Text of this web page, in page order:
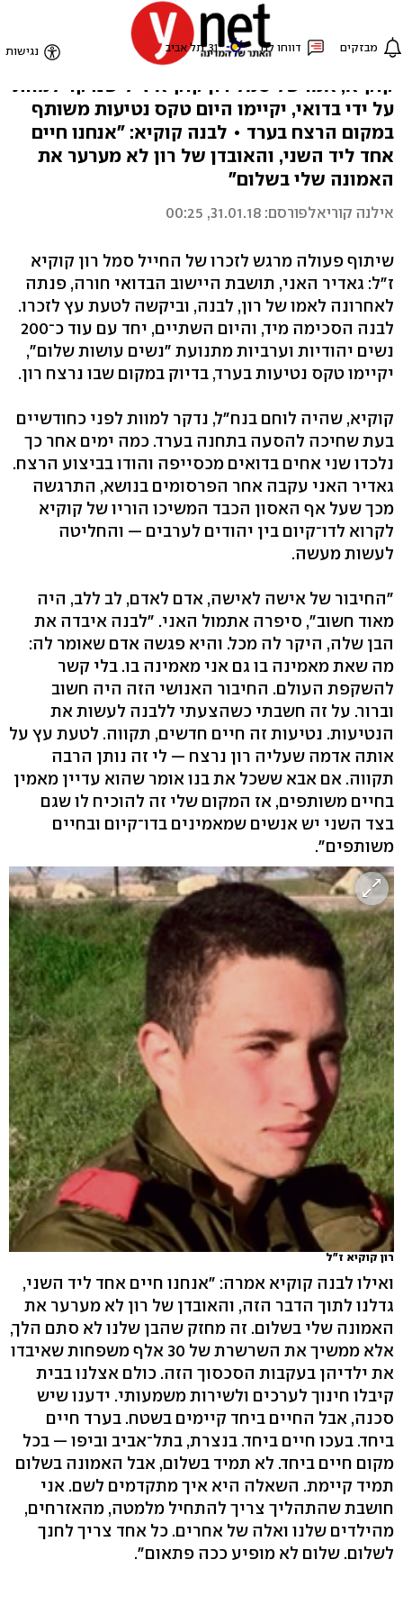
נוטעות תקווה
גאדיר האני, בדואית מהיישוב חורה, ולבנה
קוקיא, אמו של סמל רון קוקיא ז"ל שנדקר למוות
על ידי בדואי, יקיימו היום טקס נטיעות משותף
במקום הרצח בערד • לבנה קוקיא: "אנחנו חיים
אחד ליד השני, והאובדן של רון לא מערער את
האמונה שלי בשלום"
אילנה קוריאלפורסם: 31.01.18, 00:25
שיתוף פעולה מרגש לזכרו של החייל סמל רון קוקיא
ז"ל: גאדיר האני, תושבת היישוב הבדואי חורה, פנתה
לאחרונה לאמו של רון, לבנה, וביקשה לטעת עץ לזכרו.
לבנה הסכימה מיד, והיום השתיים, יחד עם עוד כ־200
נשים יהודיות וערביות מתנועת "נשים עושות שלום",
יקיימו טקס נטיעות בערד, בדיוק במקום שבו נרצח רון.
קוקיא, שהיה לוחם בנח"ל, נדקר למוות לפני כחודשיים
בעת שחיכה להסעה בתחנה בערד. כמה ימים אחר כך
נלכדו שני אחים בדואים מכסייפה והודו בביצוע הרצח.
גאדיר האני עקבה אחר הפרסומים בנושא, התרגשה
מכך שעל אף האסון הכבד המשיכו הוריו של קוקיא
לקרוא לדו־קיום בין יהודים לערבים — והחליטה
לעשות מעשה.
"החיבור של אישה לאישה, אדם לאדם, לב ללב, היה
מאוד חשוב", סיפרה אתמול האני. "לבנה איבדה את
הבן שלה, היקר לה מכל. והיא פגשה אדם שאומר לה:
מה שאת מאמינה בו גם אני מאמינה בו. בלי קשר
להשקפת העולם. החיבור האנושי הזה היה חשוב
וברור. על זה חשבתי כשהצעתי ללבנה לעשות את
הנטיעות. נטיעות זה חיים חדשים, תקווה. לטעת עץ על
אותה אדמה שעליה רון נרצח — לי זה נותן הרבה
תקווה. אם אבא ששכל את בנו אומר שהוא עדיין מאמין
בחיים משותפים, אז המקום שלי זה להוכיח לו שגם
בצד השני יש אנשים שמאמינים בדו־קיום ובחיים
משותפים".
רון קוקיא ז"ל
ואילו לבנה קוקיא אמרה: "אנחנו חיים אחד ליד השני,
גדלנו לתוך הדבר הזה, והאובדן של רון לא מערער את
האמונה שלי בשלום. זה מחזק שהבן שלנו לא סתם הלך,
אלא ממשיך את השרשרת של 30 אלף משפחות שאיבדו
את ילדיהן בעקבות הסכסוך הזה. כולם אצלנו בבית
קיבלו חינוך לערכים ולשירות משמעותי. ידענו שיש
סכנה, אבל החיים ביחד קיימים בשטח. בערד חיים
ביחד. בעכו חיים ביחד. בנצרת, בתל־אביב וביפו — בכל
מקום חיים ביחד. לא תמיד בשלום, אבל האמונה בשלום
תמיד קיימת. השאלה היא איך מתקדמים לשם. אני
חושבת שהתהליך צריך להתחיל מלמטה, מהאזרחים,
מהילדים שלנו ואלה של אחרים. כל אחד צריך לחנך
לשלום. שלום לא מופיע ככה פתאום".